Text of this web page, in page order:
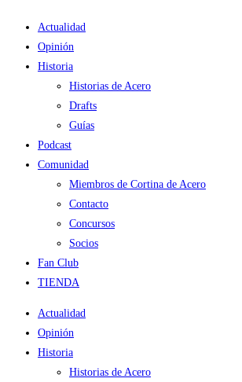
contenido
Actualidad
Opinión
Historia
Historias de Acero
Drafts
Guías
Podcast
Comunidad
Miembros de Cortina de Acero
Contacto
Concursos
Socios
Fan Club
TIENDA
Actualidad
Opinión
Historia
Historias de Acero